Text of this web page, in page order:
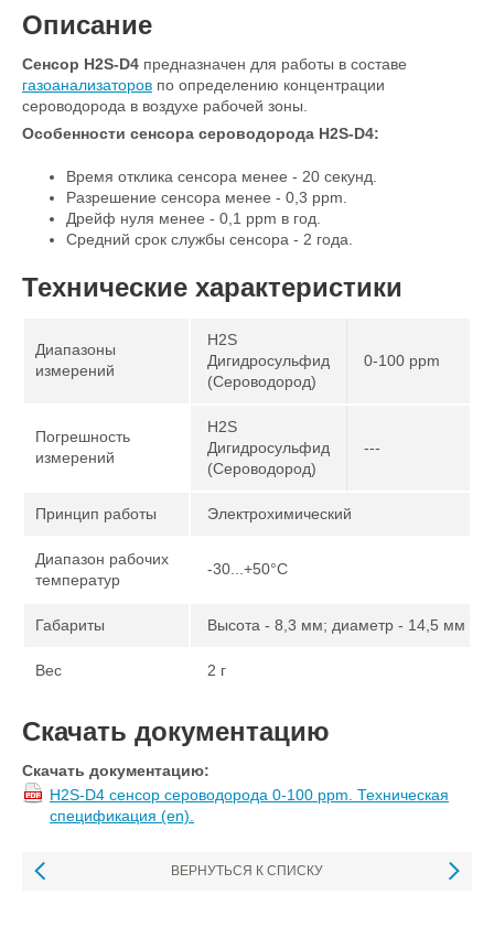
Описание
Сенсор H2S-D4 предназначен для работы в составе
газоанализаторов по определению концентрации
сероводорода в воздухе рабочей зоны.
Особенности сенсора сероводорода​ H2S-D4:
Время отклика сенсора менее - 20 секунд.
Разрешение сенсора менее - 0,3 ppm.
Дрейф нуля менее - 0,1 ppm в год.
Средний срок службы сенсора - 2 года.
Технические характеристики
Диапазоны
измерений
H2S
Дигидросульфид
(Сероводород)
0-100 ppm
Погрешность
измерений
H2S
Дигидросульфид
(Сероводород)
---
Принцип работы Электрохимический
Диапазон рабочих
температур
-30...+50°С
Габариты Высота - 8,3 мм; диаметр - 14,5 мм
Вес 2 г
Скачать документацию
Скачать документацию:
H2S-D4 сенсор сероводорода 0-100 ppm. Техническая
спецификация (en).
ВЕРНУТЬСЯ К СПИСКУ